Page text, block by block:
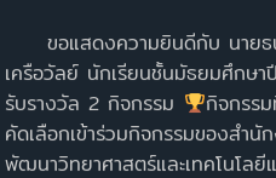
ขอแสดงความยินดีกับ นายธ
เครือวัลย์ นักเรียนชั้นมัธยมศึกษ
รับรางวัล 2 กิจกรรม
กิจกรร
คัดเลือกเข้าร่วมกิจกรรมของสำนั
พัฒนาวิทยาศาสตร์และเทคโนโลยี